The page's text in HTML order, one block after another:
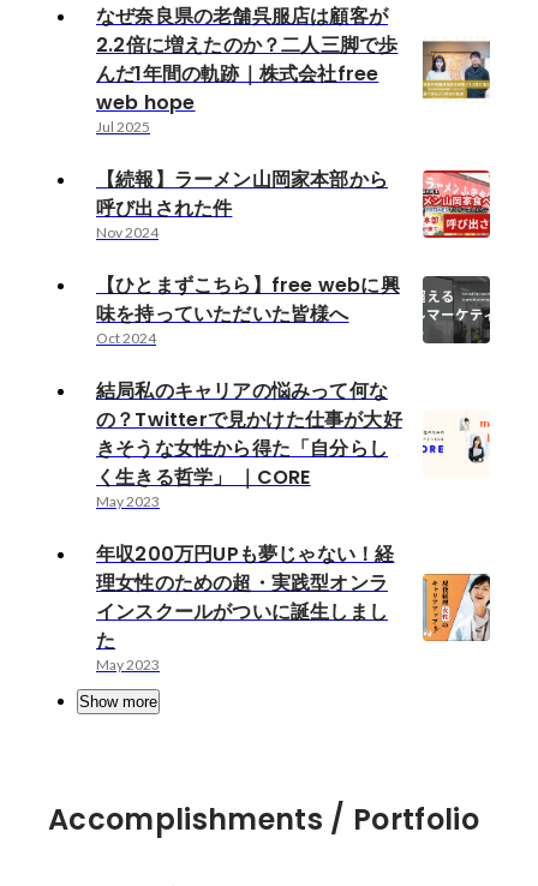
なぜ奈良県の老舗呉服店は顧客が
2.2倍に増えたのか？二人三脚で歩
んだ1年間の軌跡｜株式会社free
web hope
Jul 2025
【続報】ラーメン山岡家本部から
呼び出された件
Nov 2024
【ひとまずこちら】free webに興
味を持っていただいた皆様へ
Oct 2024
結局私のキャリアの悩みって何な
の？Twitterで見かけた仕事が大好
きそうな女性から得た「自分らし
く生きる哲学」 ｜CORE
May 2023
年収200万円UPも夢じゃない！経
理女性のための超・実践型オンラ
インスクールがついに誕生しまし
た
May 2023
Show more
Accomplishments / Portfolio